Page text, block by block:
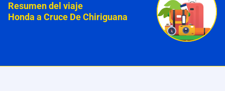
Resumen del viaje
Honda a Cruce De Chiriguana